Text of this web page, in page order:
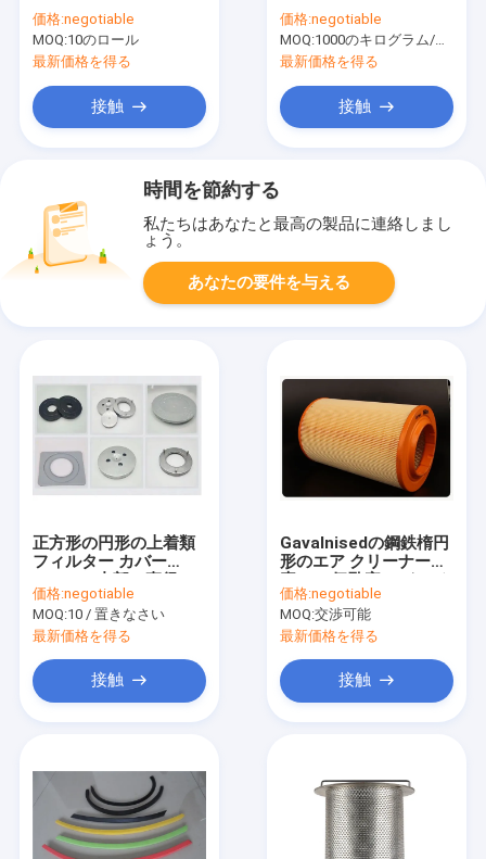
線の網
価格:negotiable
MOQ:10のロール
最新価格を得る
接触
ス
価格:negotiable
MOQ:1000のキログラム/キログラム（Min. Order）
最新価格を得る
接触
時間を節約する
私たちはあなたと最高の製品に連絡しまし
ょう。
あなたの要件を与える
正方形の円形の上着類
フィルター カバー
RoHsは承認した
価格:negotiable
MOQ:10 / 置きなさい
最新価格を得る
接触
Gavalnisedの鋼鉄楕円
形のエア クリーナー要
のエア クリーナー
価格:negotiable
MOQ:交渉可能
最新価格を得る
接触